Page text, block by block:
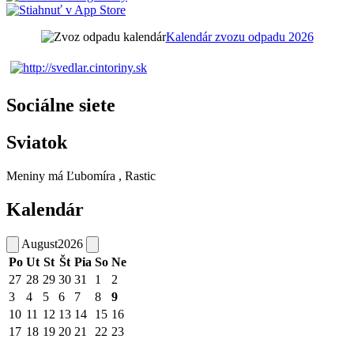
Kalendár zvozu odpadu 2026
Sociálne siete
Sviatok
Meniny má Ľubomíra , Rastic
Kalendár
August2026
Po Ut St Št Pia So Ne
27 28 29 30 31 1
2
3
4 5 6 7 8
9
10 11 12 13 14 15 16
17 18 19 20 21 22 23